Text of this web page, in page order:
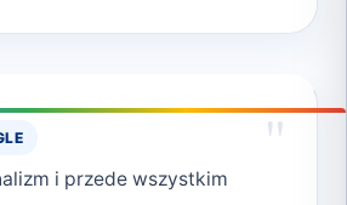
"
i przede wszystkim